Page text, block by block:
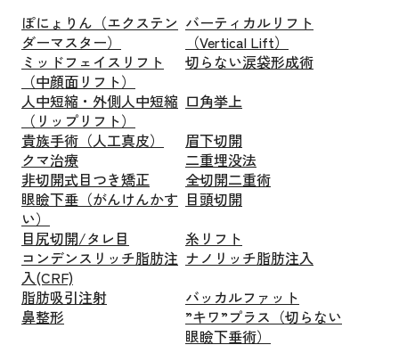
ぽにょりん（エクステン
ダーマスター）
バーティカルリフト
（Vertical Lift）
ミッドフェイスリフト
（中顔面リフト）
切らない涙袋形成術
人中短縮・外側人中短縮
（リップリフト）
口角挙上
貴族手術（人工真皮）
眉下切開
クマ治療
二重埋没法
非切開式目つき矯正
全切開二重術
眼瞼下垂（がんけんかす
い）
目頭切開
目尻切開/タレ目
糸リフト
コンデンスリッチ脂肪注
入(CRF)
ナノリッチ脂肪注入
脂肪吸引注射
バッカルファット
鼻整形
”キワ”プラス（切らない
眼瞼下垂術）